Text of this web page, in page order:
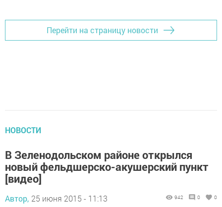
Перейти на страницу новости
НОВОСТИ
В Зеленодольском районе открылся
новый фельдшерско-акушерский пункт
[видео]
Автор, 25 июня 2015 - 11:13 942 0 0